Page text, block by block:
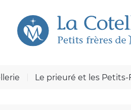
Le prieuré et les Petits-